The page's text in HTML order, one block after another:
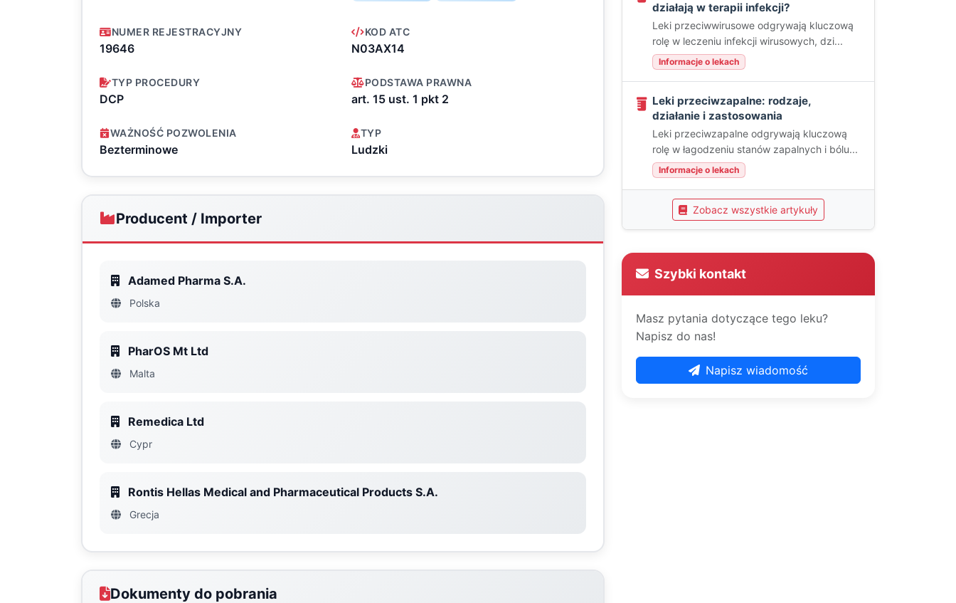
NUMER REJESTRACYJNY
19646
KOD ATC
N03AX14
TYP PROCEDURY
DCP
PODSTAWA PRAWNA
art. 15 ust. 1 pkt 2
WAŻNOŚĆ POZWOLENIA
Bezterminowe
TYP
Ludzki
Producent / Importer
Adamed Pharma S.A.
Polska
PharOS Mt Ltd
Malta
Remedica Ltd
Cypr
Rontis Hellas Medical and Pharmaceutical Products S.A.
Grecja
Dokumenty do pobrania
działają w terapii infekcji?
Leki przeciwwirusowe odgrywają kluczową
rolę w leczeniu infekcji wirusowych, dzi...
Informacje o lekach
Leki przeciwzapalne: rodzaje,
działanie i zastosowania
Leki przeciwzapalne odgrywają kluczową
rolę w łagodzeniu stanów zapalnych i bólu...
Informacje o lekach
Zobacz wszystkie artykuły
Szybki kontakt
Masz pytania dotyczące tego leku?
Napisz do nas!
Napisz wiadomość